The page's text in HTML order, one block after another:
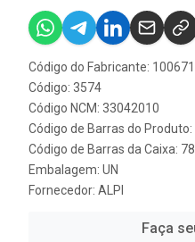
Código do Fabricante: 100671
Código: 3574
Código NCM: 33042010
Código de Barras do
Código de Barras da Caixa:
Embalagem: UN
Fornecedor: ALPI
Faça